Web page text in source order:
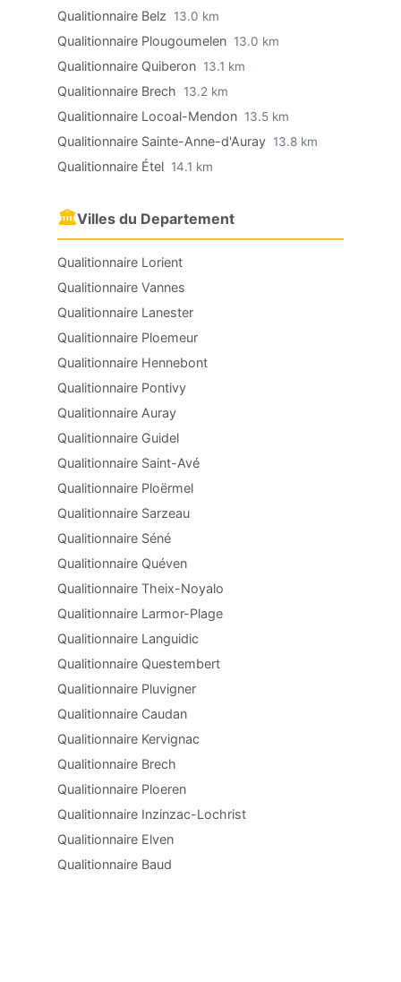
Qualitionnaire Belz 13.0 km
Qualitionnaire Plougoumelen 13.0 km
Qualitionnaire Quiberon 13.1 km
Qualitionnaire Brech 13.2 km
Qualitionnaire Locoal-Mendon 13.5 km
Qualitionnaire Sainte-Anne-d'Auray 13.8 km
Qualitionnaire Étel 14.1 km
🏛Villes du Departement
Qualitionnaire Lorient
Qualitionnaire Vannes
Qualitionnaire Lanester
Qualitionnaire Ploemeur
Qualitionnaire Hennebont
Qualitionnaire Pontivy
Qualitionnaire Auray
Qualitionnaire Guidel
Qualitionnaire Saint-Avé
Qualitionnaire Ploërmel
Qualitionnaire Sarzeau
Qualitionnaire Séné
Qualitionnaire Quéven
Qualitionnaire Theix-Noyalo
Qualitionnaire Larmor-Plage
Qualitionnaire Languidic
Qualitionnaire Questembert
Qualitionnaire Pluvigner
Qualitionnaire Caudan
Qualitionnaire Kervignac
Qualitionnaire Brech
Qualitionnaire Ploeren
Qualitionnaire Inzinzac-Lochrist
Qualitionnaire Elven
Qualitionnaire Baud